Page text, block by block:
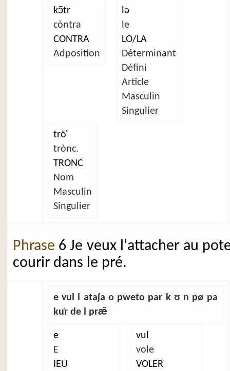
kɔ̃tr
còntra
CONTRA
Adposition
lə
le
LO/LA
Déterminant
Défini
Article
Masculin
Singulier
trõ̜
trònc.
TRONC
Nom
Masculin
Singulier
Phrase 6 Je veux l'attacher au
courir dans le pré.
e vul l ataʃa o pweto par k ʊ n pø pa
ku̜r de l præ̃
e
E
IEU
vul
vole
VOLER